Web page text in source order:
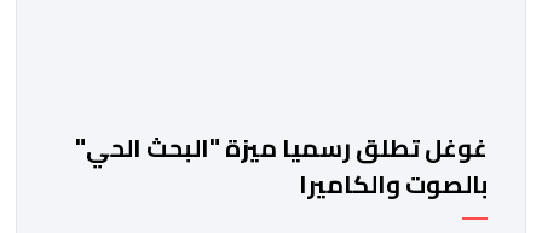
غوغل تطلق رسميا ميزة "البحث الحي"
بالصوت والكاميرا